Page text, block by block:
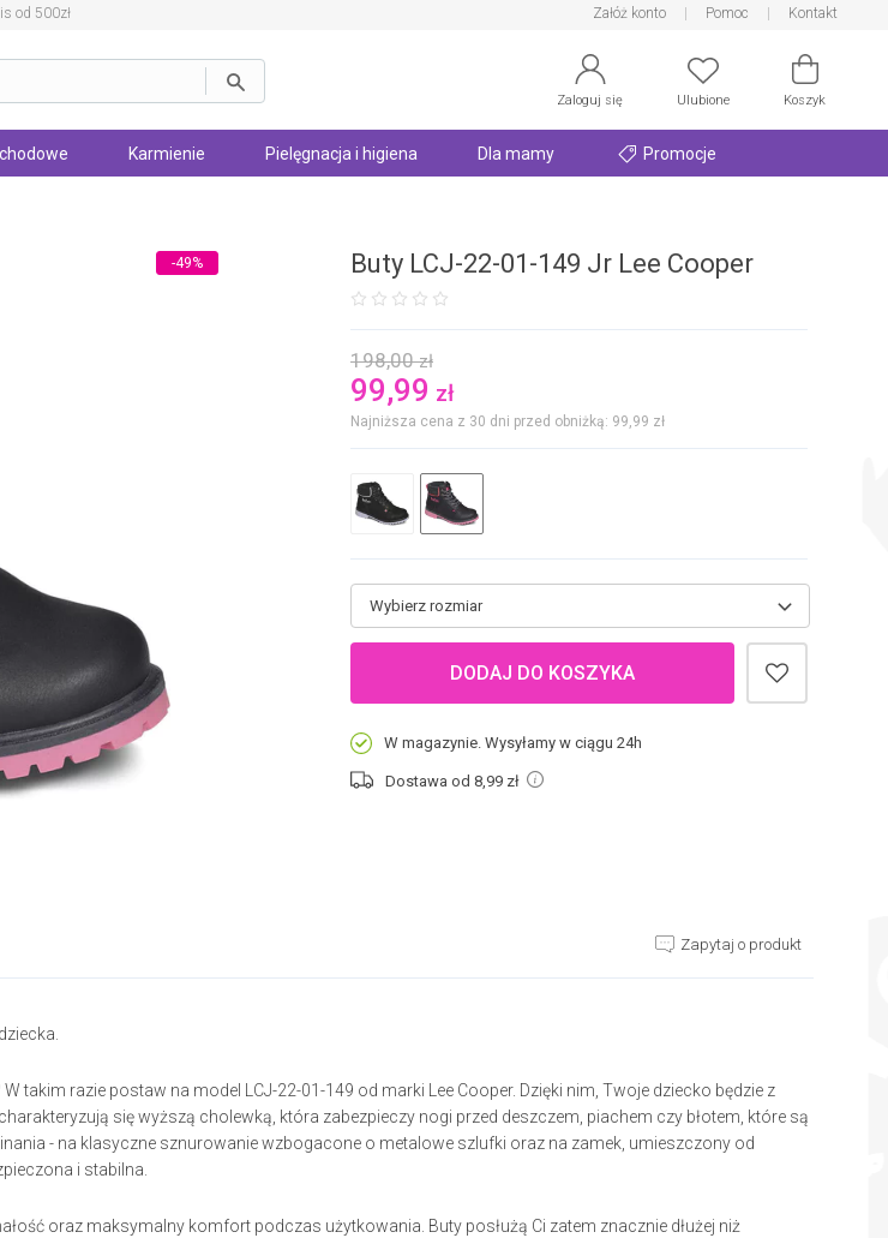
od 500zł Załóż konto Pomoc Kontakt
Zaloguj się Ulubione Koszyk
Karmienie Pielęgnacja i higiena Dla mamy Promocje
Buty LCJ-22-01-149 Jr Lee Cooper
198,00zł
99,99 zł
Najniższa cena z 30 dni przed obniżką: 99,99 zł
Wybierz rozmiar
DODAJ DO KOSZYKA
W magazynie. Wysyłamy w ciągu 24h
Dostawa od 8,99 zł
-49%
Zapytaj o produkt
takim razie postaw na model LCJ-22-01-149 od marki Lee Cooper. Dzięki nim, Twoje dziecko będzie z
się wyższą cholewką, która zabezpieczy nogi przed deszczem, piachem czy błotem, które są
- na klasyczne sznurowanie wzbogacone o metalowe szlufki oraz na zamek, umieszczony od
i stabilna.
oraz maksymalny komfort podczas użytkowania. Buty posłużą Ci zatem znacznie dłużej niż